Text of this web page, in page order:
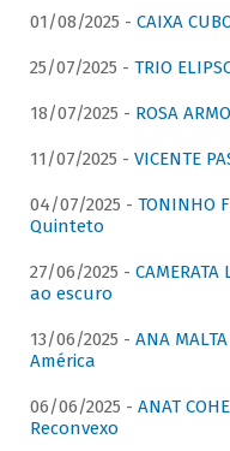
01/08/2025 - CAIXA
25/07/2025 - TRIO
18/07/2025 - ROSA
11/07/2025 - VICENTE
04/07/2025 - TONINHO
Quinteto
27/06/2025 -
ao escuro
13/06/2025 - ANA
América
06/06/2025 - ANAT
Reconvexo